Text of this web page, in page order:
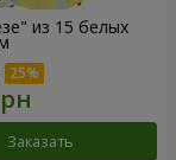
из 15 белых
Заказать